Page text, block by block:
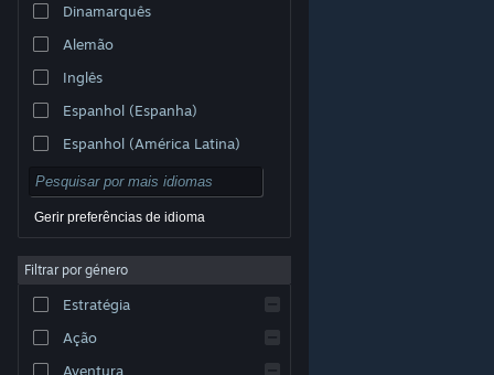
© Valve Corporation. Todos os direitos reservados.
respetivos proprietários nos E.U.A. e outros países.
Acessibilidade
Reembolsos|Cookies
Dinamarquês
Alemão
Inglês
Espanhol (Espanha)
Espanhol (América Latina)
Gerir preferências de idioma
Filtrar por género
Estratégia
Ação
Aventura